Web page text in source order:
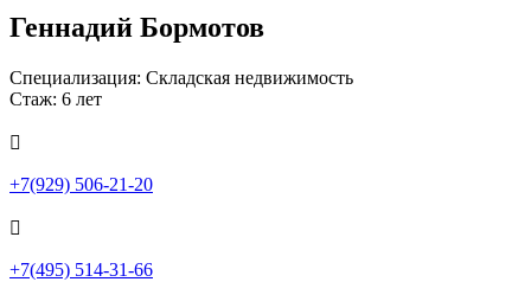
Геннадий Бормотов
Специализация: Складская недвижимость
Стаж: 6 лет

+7(929) 506-21-20

+7(495) 514-31-66